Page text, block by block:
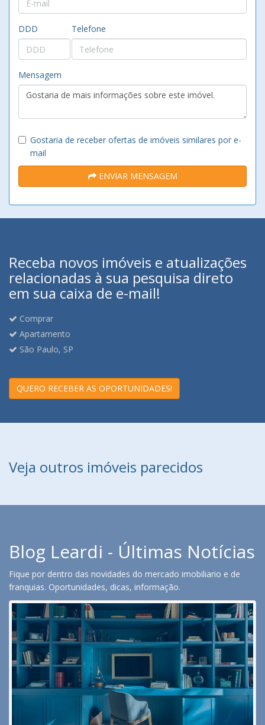
DDD Telefone
Mensagem
Gostaria de receber ofertas de imóveis similares por e-
mail
ENVIAR MENSAGEM
Receba novos imóveis e atualizações
relacionadas à sua pesquisa direto
em sua caixa de e-mail!
Comprar
Apartamento
São Paulo, SP
QUERO RECEBER AS OPORTUNIDADES!
Veja outros imóveis parecidos
Blog Leardi - Últimas Notícias
Fique por dentro das novidades do mercado imobiliario e de
franquias. Oportunidades, dicas, informação.